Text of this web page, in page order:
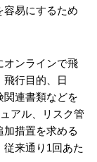
容易にするため
オンラインで飛
行目的、日
関連書類などを
アル、リスク管
措置を求める
来通り1回あた